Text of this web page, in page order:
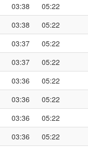
03:38 05:22
03:38 05:22
03:37 05:22
03:37 05:22
03:36 05:22
03:36 05:22
03:36 05:22
03:36 05:22